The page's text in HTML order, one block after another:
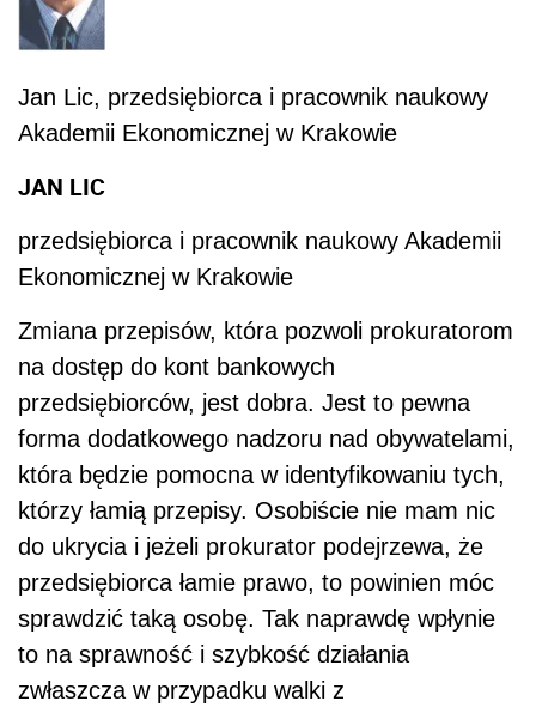
Jan Lic, przedsiębiorca i pracownik naukowy
Akademii Ekonomicznej w Krakowie
JAN LIC
przedsiębiorca i pracownik naukowy Akademii
Ekonomicznej w Krakowie
Zmiana przepisów, która pozwoli prokuratorom
na dostęp do kont bankowych
przedsiębiorców, jest dobra. Jest to pewna
forma dodatkowego nadzoru nad obywatelami,
która będzie pomocna w identyfikowaniu tych,
którzy łamią przepisy. Osobiście nie mam nic
do ukrycia i jeżeli prokurator podejrzewa, że
przedsiębiorca łamie prawo, to powinien móc
sprawdzić taką osobę. Tak naprawdę wpłynie
to na sprawność i szybkość działania
zwłaszcza w przypadku walki z